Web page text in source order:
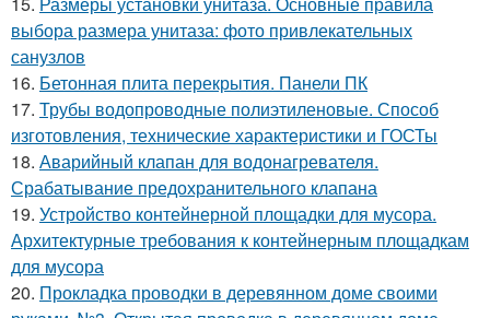
выбора размера унитаза: фото привлекательных
санузлов
16. Бетонная плита перекрытия. Панели ПК
17. Трубы водопроводные полиэтиленовые. Способ
изготовления, технические характеристики и ГОСТы
18. Аварийный клапан для водонагревателя.
Срабатывание предохранительного клапана
19. Устройство контейнерной площадки для мусора.
Архитектурные требования к контейнерным площадкам
для мусора
20. Прокладка проводки в деревянном доме своими